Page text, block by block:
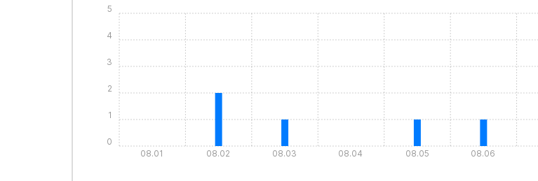
08.01 08.02 08.03 08.04 08.05 08.06
0
1
2
3
4
5